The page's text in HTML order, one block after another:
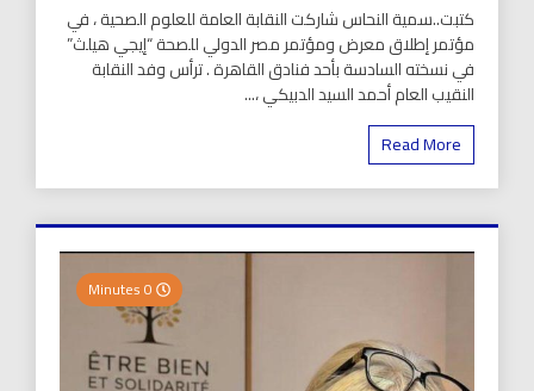
كتبت..سمية النحاس شاركت النقابة العامة للعلوم الصحية ، في
مؤتمر إطلاق معرض ومؤتمر مصر الدولي للصحة “إيجي هيلث”
في نسخته السادسة بأحد فنادق القاهرة . ترأس وفد النقابة
النقيب العام أحمد السيد الدبيكي ،...
Read More